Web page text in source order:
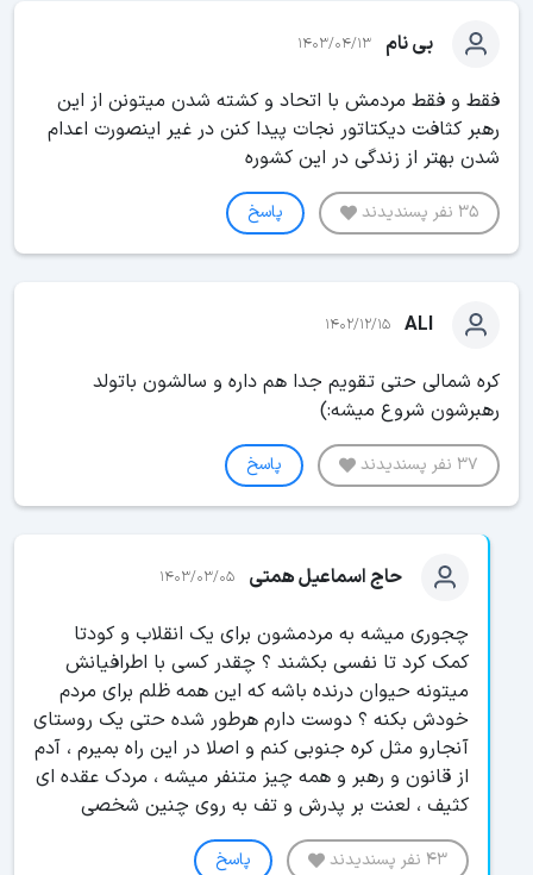
بی نام 1403/04/13
فقط و فقط مردمش با اتحاد و کشته شدن میتونن از این
رهبر کثافت دیکتاتور نجات پیدا کنن در غیر اینصورت اعدام
شدن بهتر از زندگی در این کشوره
35 نفر پسندیدند پاسخ
ALI
1402/12/15
کره شمالی حتی تقویم جدا هم داره و سالشون باتولد
رهبرشون شروع میشه:)
37 نفر پسندیدند پاسخ
حاج اسماعیل همتی 1403/03/05
چجوری میشه به مردمشون برای یک انقلاب و کودتا
کمک کرد تا نفسی بکشند ؟ چقدر کسی با اطرافیانش
میتونه حیوان درنده باشه که این همه ظلم برای مردم
خودش بکنه ؟ دوست دارم هرطور شده حتی یک روستای
آنجارو مثل کره جنوبی کنم و اصلا در این راه بمیرم ، آدم
از قانون و رهبر و همه چیز متنفر میشه ، مردک عقده ای
کثیف ، لعنت بر پدرش و تف به روی چنین شخصی
43 نفر پسندیدند پاسخ